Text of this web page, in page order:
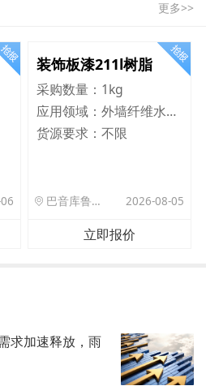
更多>>
装饰板漆211l树脂
采购数量： 1kg
应用领域：
外墙纤维水泥板
货源要求：不限
巴音库鲁提镇,托帕口岸六号库房 2026-08-05
立即报价
求加速释放，雨